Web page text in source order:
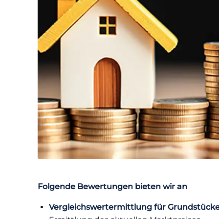
Folgende Bewertungen bieten wir an
Vergleichswertermittlung für